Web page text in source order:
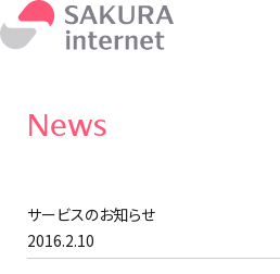
News
サービスのお知らせ
2016.2.10